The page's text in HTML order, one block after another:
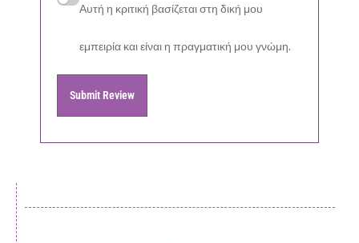
Αυτή η κριτική βασίζεται στη δική μου
εμπειρία και είναι η πραγματική μου γνώμη.
Submit Review